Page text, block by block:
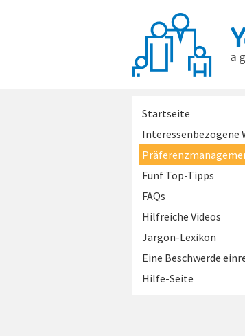
Startseite
Interessenbezogene
Fünf Top-Tipps
FAQs
Hilfreiche Videos
Jargon-Lexikon
Eine Beschwerde
Hilfe-Seite